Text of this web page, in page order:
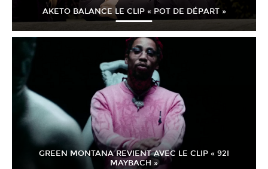
AKETO BALANCE LE CLIP « POT DE DÉPART »
GREEN MONTANA REVIENT AVEC LE CLIP « 92I
MAYBACH »